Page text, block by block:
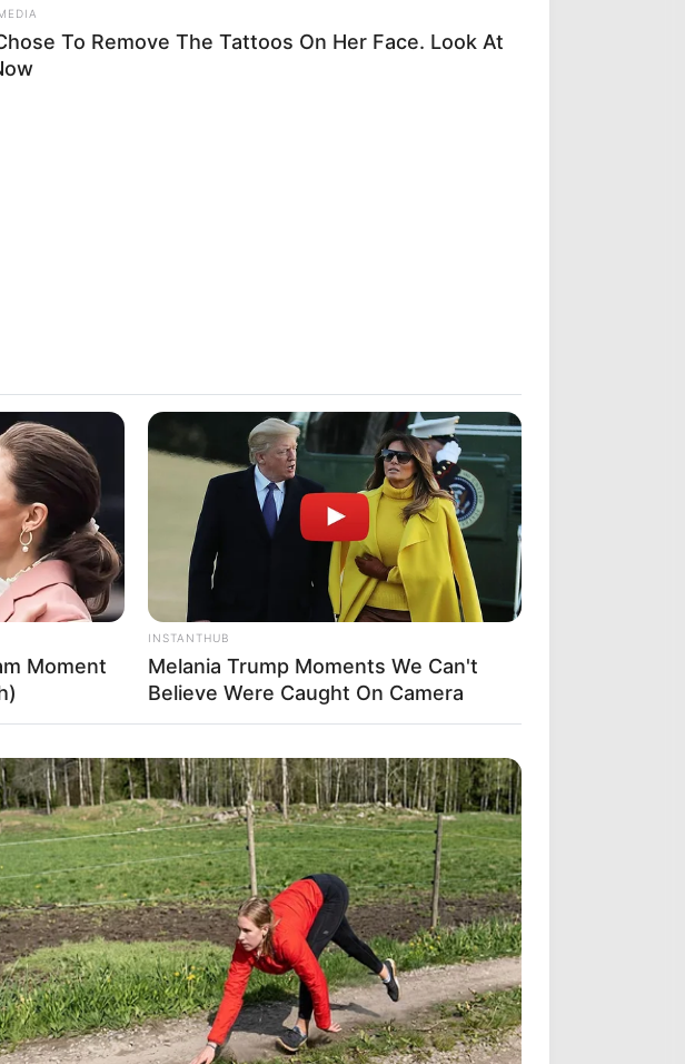
a
is, hogy
hangulat,
To Remove The Tattoos On Her Face. Look At
Moment
INSTANTHUB
Melania Trump Moments We Can't
Believe Were Caught On Camera